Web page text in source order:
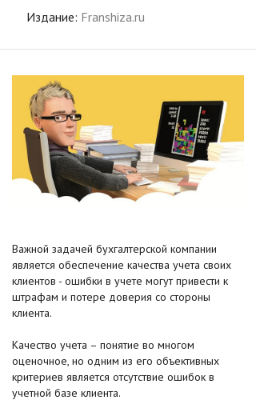
Издание: Franshiza.ru
Важной задачей бухгалтерской компании
является обеспечение качества учета своих
клиентов - ошибки в учете могут привести к
штрафам и потере доверия со стороны
клиента.
Качество учета – понятие во многом
оценочное, но одним из его объективных
критериев является отсутствие ошибок в
учетной базе клиента.